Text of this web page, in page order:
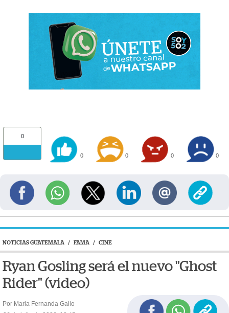
0
0 0 0 0
NOTICIAS GUATEMALA / FAMA / CINE
Ryan Gosling será el nuevo "Ghost
Rider" (video)
Por Maria Fernanda Gallo